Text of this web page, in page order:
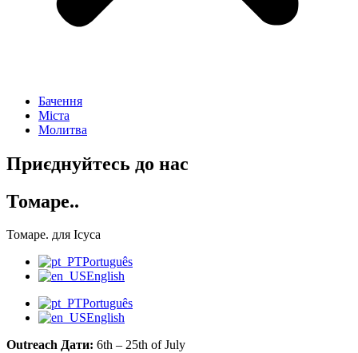
Бачення
Міста
Молитва
Приєднуйтесь до нас
Томаре..
Томаре. для Ісуса
Português
English
Português
English
Outreach Дати: 6th – 25th of July